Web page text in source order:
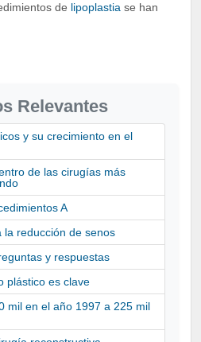
de lipoplastia se han
Relevantes
y su crecimiento en el
de las cirugías más
A
la reducción de senos
y respuestas
plástico es clave
mil en el año 1997 a 225 mil